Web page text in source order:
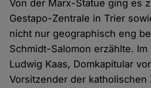
Von der Marx-Statue ging es
Gestapo-Zentrale in Trier
nicht nur geographisch eng
Schmidt-Salomon erzählte.
Ludwig Kaas, Domkapitular
Vorsitzender der katholischen